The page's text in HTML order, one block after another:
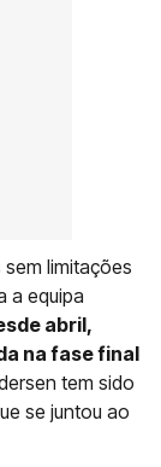
limitações
a equipa
abril,
na fase final
tem sido
se juntou ao